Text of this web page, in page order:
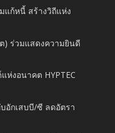
แก้หนี้ สร้างวิถีแห่ง
) ร่วมแสดงความยินดี
ห่งอนาคต HYPTEC
อักเสบบี/ซี ลดอัตรา